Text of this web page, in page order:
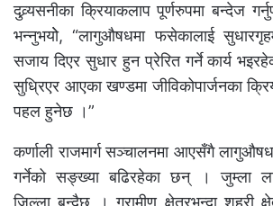
दुव्र्यसनीका क्रियाकलाप पूर्णरुपमा बन्देज
भन्नुभयोे, “लागुऔषधमा फसेकालाई
सजाय दिएर सुधार हुन प्रेरित गर्ने कार्य
सुध्रिएर आएका खण्डमा जीविकोपार्जनका
पहल हुनेछ ।”
कर्णाली राजमार्ग सञ्चालनमा आएसँगै
गर्नेको सङ्ख्या बढिरहेका छन् । जुम्ला